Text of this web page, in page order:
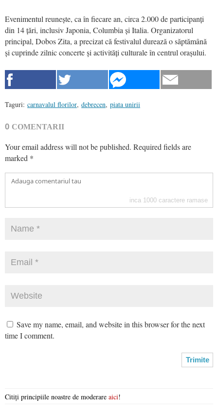
Evenimentul reunește, ca în fiecare an, circa 2.000 de participanți
din 14 țări, inclusiv Japonia, Columbia și Italia. Organizatorul
principal, Dobos Zita, a precizat că festivalul durează o săptămână
și cuprinde zilnic concerte și activități culturale în centrul orașului.
Taguri: carnavalul florilor, debrecen, piata unirii
0 COMENTARII
Your email address will not be published. Required fields are
marked *
inca 1000 caractere ramase
Save my name, email, and website in this browser for the next
time I comment.
Citiți principiile noastre de moderare aici!